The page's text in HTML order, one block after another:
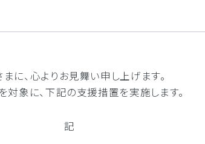
コストの削減と運用の効率化
、心よりお見舞い申し上げます。
象に、下記の支援措置を実施します。
記